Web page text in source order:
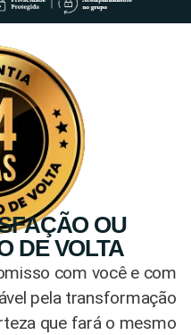
OU
DE VOLTA
com você e com
pela transformação
que fará o mesmo